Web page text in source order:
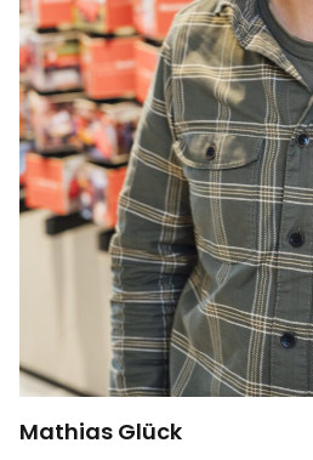
Mathias Glück